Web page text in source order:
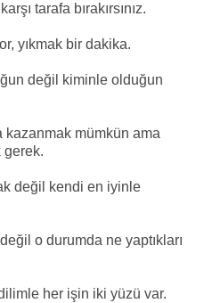
tarafa bırakırsınız.
yıkmak bir dakika.
değil kiminle olduğun
mümkün ama
gerek.
değil kendi en iyinle
o durumda ne yaptıkları
her işin iki yüzü var.